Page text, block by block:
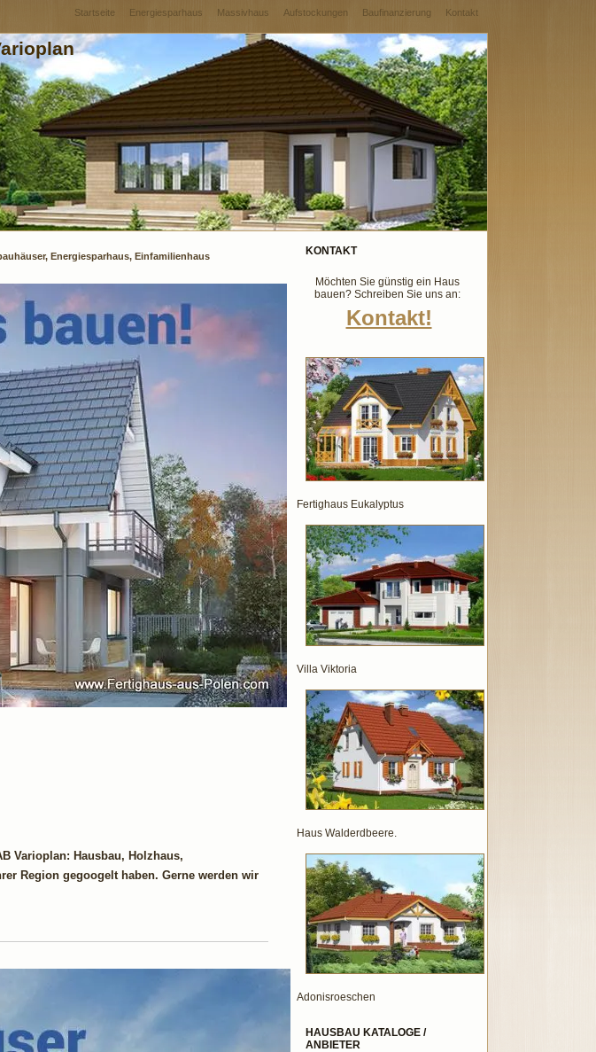
Startseite Energiesparhaus Massivhaus Aufstockungen Baufinanzierung Kontakt
Energiesparhaus, Einfamilienhaus
Varioplan: Hausbau, Holzhaus,
Region gegoogelt haben. Gerne werden wir
KONTAKT
Möchten Sie günstig ein Haus
bauen? Schreiben Sie uns an:
Kontakt!
Fertighaus Eukalyptus
Villa Viktoria
Haus Walderdbeere.
Adonisroeschen
HAUSBAU KATALOGE /
ANBIETER